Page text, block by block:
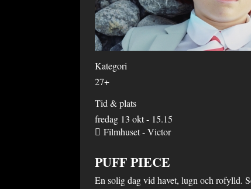
Kategori
27+
Tid & plats
fredag 13 okt - 15.15
Filmhuset - Victor
PUFF PIECE
En solig dag vid havet, lugn och rofylld.